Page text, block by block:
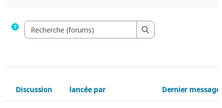
Recherche (forums)
Recherche (forums)
Statut
Discussion lancée par Dernier message